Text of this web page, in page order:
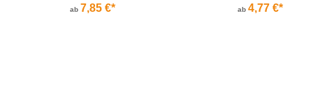
ab 7,85 €* ab 4,77 €*